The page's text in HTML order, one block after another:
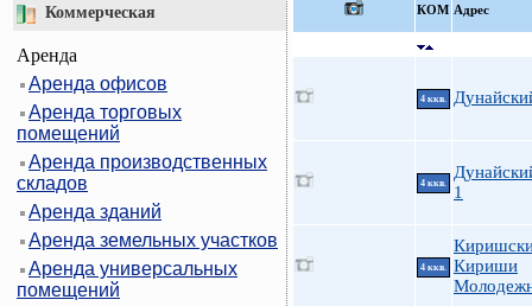
Коммерческая
Аренда
Аренда офисов
Аренда торговых
помещений
Аренда производственных
складов
Аренда зданий
Аренда земельных участков
Аренда универсальных
помещений
КOМ Адрес
4 ккв.
4 ккв.
1
4 ккв.
Кириши